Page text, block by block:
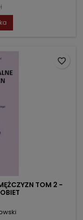
TOM 2 -
favorite_border